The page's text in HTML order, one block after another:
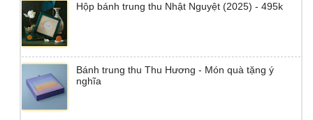
Hộp bánh trung thu Nhật Nguyệt (2025) - 495k
Bánh trung thu Thu Hương - Món quà tặng ý
nghĩa